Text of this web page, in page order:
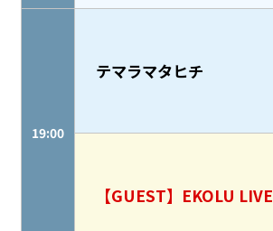
19:00
テマラマタヒチ
【GUEST】EKOLU LIVE